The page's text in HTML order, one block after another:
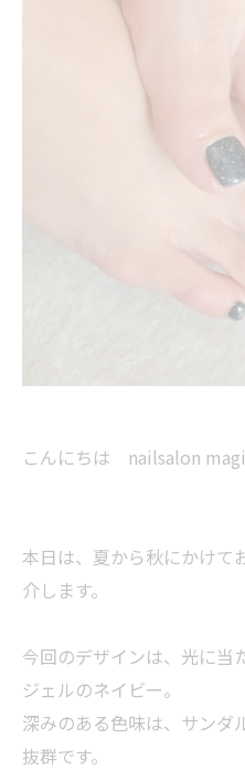
こんにちは nailsalon
本日は、夏から秋にかけて
介します。
今回のデザインは、光に当
ジェルのネイビー。
深みのある色味は、サンダ
抜群です。